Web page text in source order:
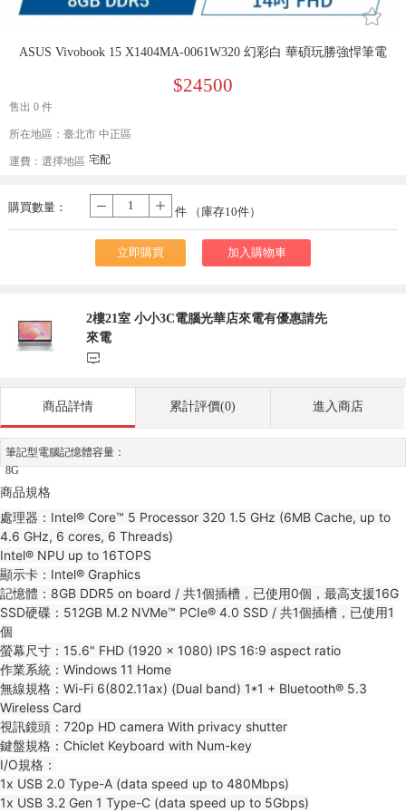
󰄔
ASUS Vivobook 15 X1404MA-0061W320 幻彩白 華碩玩勝強悍筆電
$24500
售出 0 件
所在地區：臺北市 中正區
運費： 選擇地區 宅配
購買數量：
- 件 （庫存10件）
立即購買 加入購物車
2樓21室 小小3C電腦光華店來電有優惠請先
來電
󰃨
商品詳情 累計評價(0) 進入商店
筆記型電腦記憶體容量：
8G
商品規格
處理器：Intel® Core™ 5 Processor 320 1.5 GHz (6MB Cache, up to
4.6 GHz, 6 cores, 6 Threads)
Intel® NPU up to 16TOPS
顯示卡：Intel® Graphics
記憶體：8GB DDR5 on board / 共1個插槽，已使用0個，最高支援16G
SSD硬碟：512GB M.2 NVMe™ PCIe® 4.0 SSD / 共1個插槽，已使用1
個
螢幕尺寸：15.6" FHD (1920 x 1080) IPS 16:9 aspect ratio
作業系統：Windows 11 Home
無線規格：Wi-Fi 6(802.11ax) (Dual band) 1*1 + Bluetooth® 5.3
Wireless Card
視訊鏡頭：720p HD camera With privacy shutter
鍵盤規格：Chiclet Keyboard with Num-key
I/O規格：
1x USB 2.0 Type-A (data speed up to 480Mbps)
1x USB 3.2 Gen 1 Type-C (data speed up to 5Gbps)